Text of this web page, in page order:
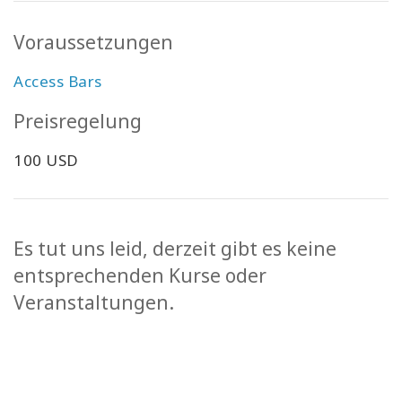
Voraussetzungen
Access Bars
Preisregelung
100 USD
Es tut uns leid, derzeit gibt es keine
entsprechenden Kurse oder
Veranstaltungen.